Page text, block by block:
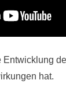
Entwicklung
hat.